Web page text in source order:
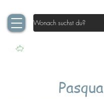
Pasqua